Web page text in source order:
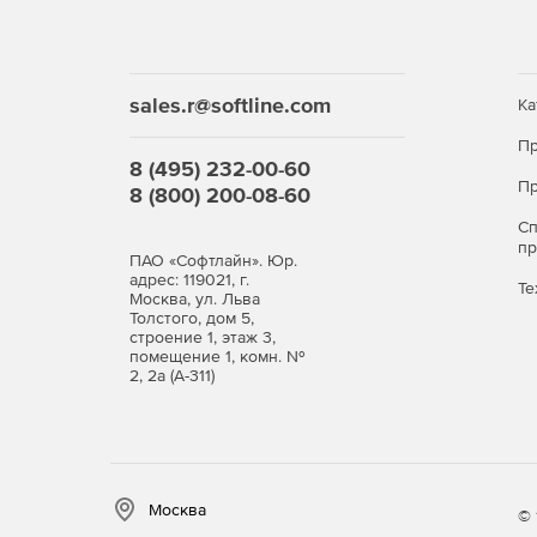
использование видеоконференцсвязи и
Опция «Встреча» теперь доступна
презентациями PowerPoint).
sales.r@softline.com
8 (495) 232-00-60
8 (800) 200-08-60
ПАО «Софтлайн». Юр.
адрес: 119021, г.
Москва, ул. Льва
Толстого, дом 5,
строение 1, этаж 3,
помещение 1, комн. №
2, 2а (А-311)
Москва ©